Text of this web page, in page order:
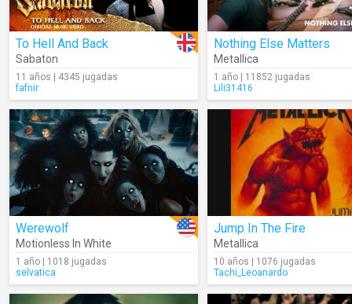
To Hell And Back
Sabaton
11 años | 4345 jugadas
fafnir
Nothing Else Matters
Metallica
1 año | 11852 jugadas
Lili31416
Werewolf
Motionless In White
1 año | 1018 jugadas
selvatica
Jump In The Fire
Metallica
10 años | 1076 jugadas
Tachi_Leoanardo